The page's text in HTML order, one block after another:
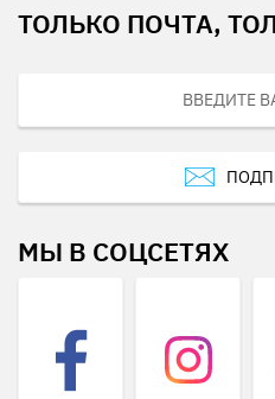
ТОЛЬКО ПОЧТА,
МЫ В СОЦСЕТЯХ